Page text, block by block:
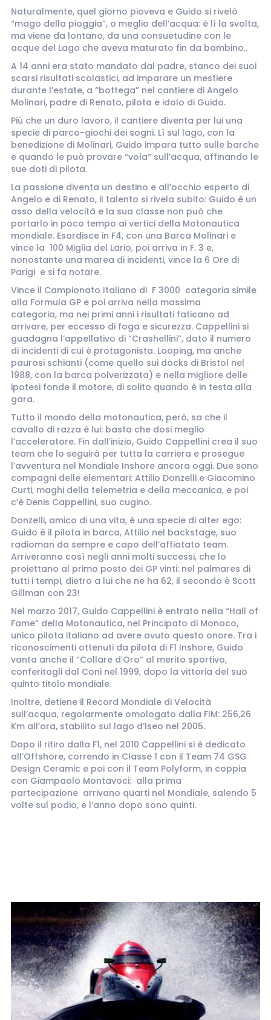
Naturalmente, quel giorno pioveva e Guido si rivelò
“mago della pioggia”, o meglio dell’acqua: è lì la svolta,
ma viene da lontano, da una consuetudine con le
acque del Lago che aveva maturato fin da bambino..
A 14 anni era stato mandato dal padre, stanco dei suoi
scarsi risultati scolastici, ad imparare un mestiere
durante l’estate, a “bottega” nel cantiere di Angelo
Molinari, padre di Renato, pilota e idolo di Guido.
Più che un duro lavoro, il cantiere diventa per lui una
specie di parco-giochi dei sogni. Lì sul lago, con la
benedizione di Molinari, Guido impara tutto sulle barche
e quando le può provare “vola” sull’acqua, affinando le
sue doti di pilota.
La passione diventa un destino e all’occhio esperto di
Angelo e di Renato, il talento si rivela subito: Guido è un
asso della velocità e la sua classe non può che
portarlo in poco tempo ai vertici della Motonautica
mondiale. Esordisce in F4, con una Barca Molinari e
vince la 100 Miglia del Lario, poi arriva in F. 3 e,
nonostante una marea di incidenti, vince la 6 Ore di
Parigi e si fa notare.
Vince il Campionato Italiano di F 3000 categoria simile
alla Formula GP e poi arriva nella massima
categoria, ma nei primi anni i risultati faticano ad
arrivare, per eccesso di foga e sicurezza. Cappellini si
guadagna l’appellativo di “Crashellini”, dato il numero
di incidenti di cui è protagonista. Looping, ma anche
paurosi schianti (come quello sui docks di Bristol nel
1988, con la barca polverizzata) e nella migliore delle
ipotesi fonde il motore, di solito quando è in testa alla
gara.
Tutto il mondo della motonautica, però, sa che il
cavallo di razza è lui: basta che dosi meglio
l’acceleratore. Fin dall’inizio, Guido Cappellini crea il suo
team che lo seguirà per tutta la carriera e prosegue
l’avventura nel Mondiale Inshore ancora oggi. Due sono
compagni delle elementari: Attilio Donzelli e Giacomino
Curti, maghi della telemetria e della meccanica, e poi
c’è Denis Cappellini, suo cugino.
Donzelli, amico di una vita, è una specie di alter ego:
Guido è il pilota in barca, Attilio nel backstage, suo
radioman da sempre e capo dell’affiatato team.
Arriveranno così negli anni molti successi, che lo
proiettano al primo posto dei GP vinti: nel palmares di
tutti i tempi, dietro a lui che ne ha 62, il secondo è Scott
Gillman con 23!
Nel marzo 2017, Guido Cappellini è entrato nella “Hall of
Fame” della Motonautica, nel Principato di Monaco,
unico pilota italiano ad avere avuto questo onore. Tra i
riconoscimenti ottenuti da pilota di F1 Inshore, Guido
vanta anche il “Collare d’Oro” al merito sportivo,
conferitogli dal Coni nel 1999, dopo la vittoria del suo
quinto titolo mondiale.
Inoltre, detiene il Record Mondiale di Velocità
sull’acqua, regolarmente omologato dalla FIM: 256,26
Km all’ora, stabilito sul lago d’Iseo nel 2005.
Dopo il ritiro dalla F1, nel 2010 Cappellini si è dedicato
all’Offshore, correndo in Classe 1 con il Team 74 GSG
Design Ceramic e poi con il Team Polyform, in coppia
con Giampaolo Montavoci: alla prima
partecipazione arrivano quarti nel Mondiale, salendo 5
volte sul podio, e l’anno dopo sono quinti.